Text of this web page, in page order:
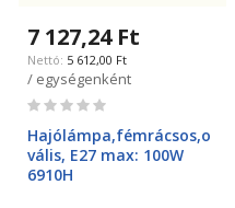
7 127,24 Ft
5 612,00 Ft
/ egységenként
Rating:
Hajólámpa,fémrácsos,o
vális, E27 max: 100W
6910H